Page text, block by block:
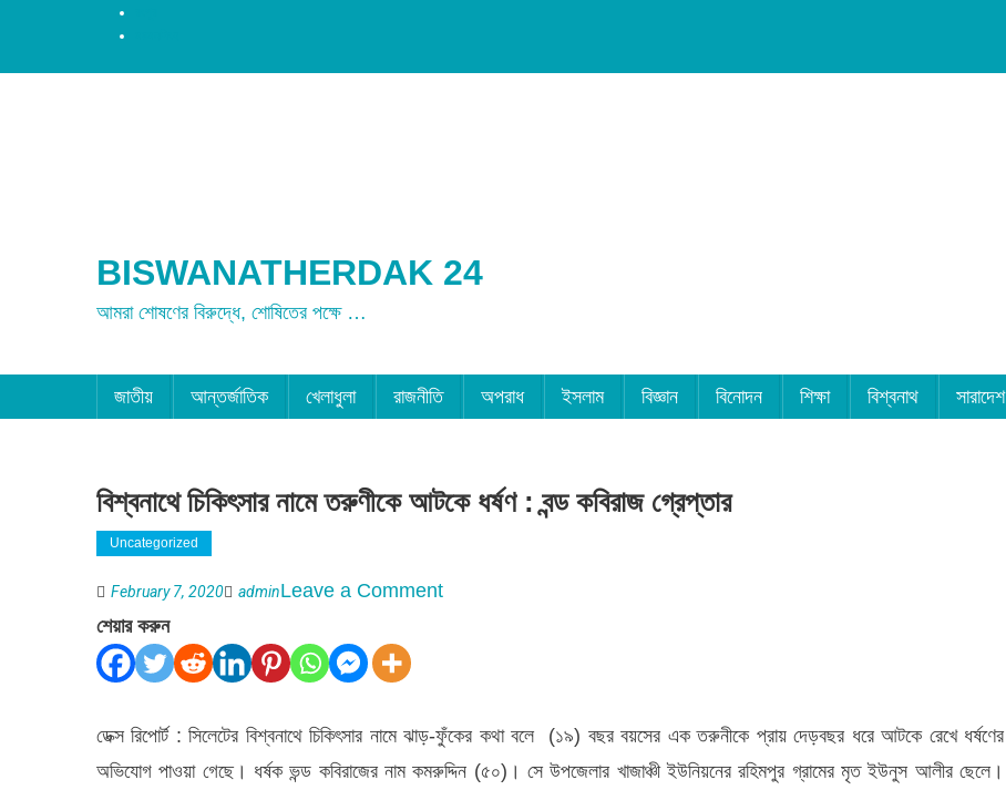
BISWANATHERDAK 24
আমরা শোষণের বিরুদ্ধে, শোষিতের পক্ষে …
জাতীয় আন্তর্জাতিক খেলাধুলা রাজনীতি অপরাধ ইসলাম বিজ্ঞান বিনোদন শিক্ষা বিশ্বনাথ সারাদেশ
বিশ্বনাথে চিকিৎসার নামে তরুণীকে আটকে ধর্ষণ : বন্ড কবিরাজ গ্রেপ্তার
Uncategorized
February 7, 2020 adminLeave a Commenton
তরুণীকে
আটকে
শেয়ার করুন
ডেক্স রিপোর্ট : সিলেটের বিশ্বনাথে চিকিৎসার নামে ঝাড়-ফুঁকের কথা বলে (১৯) বছর বয়সের এক তরুনীকে প্রায় দেড়বছর ধরে আটকে রেখে ধর্ষণের
অভিযোগ পাওয়া গেছে। ধর্ষক ভন্ড কবিরাজের নাম কমরুদ্দিন (৫০)। সে উপজেলার খাজাঞ্চী ইউনিয়নের রহিমপুর গ্রামের মৃত ইউনুস আলীর ছেলে।